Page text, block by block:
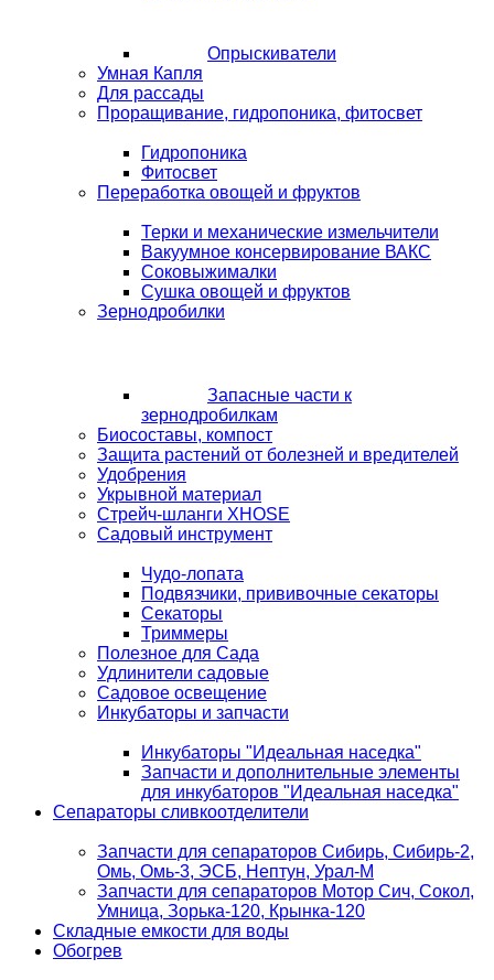
Опрыскиватели
Умная Капля
Для рассады
Проращивание, гидропоника, фитосвет
Гидропоника
Фитосвет
Переработка овощей и фруктов
Терки и механические измельчители
Вакуумное консервирование ВАКС
Соковыжималки
Сушка овощей и фруктов
Зернодробилки
Запасные части к
зернодробилкам
Биосоставы, компост
Защита растений от болезней и вредителей
Удобрения
Укрывной материал
Стрейч-шланги XHOSE
Садовый инструмент
Чудо-лопата
Подвязчики, прививочные секаторы
Секаторы
Триммеры
Полезное для Сада
Удлинители садовые
Садовое освещение
Инкубаторы и запчасти
Инкубаторы "Идеальная наседка"
Запчасти и дополнительные элементы
для инкубаторов "Идеальная наседка"
Сепараторы сливкоотделители
Запчасти для сепараторов Сибирь, Сибирь-2,
Омь, Омь-3, ЭСБ, Нептун, Урал-М
Запчасти для сепараторов Мотор Сич, Сокол,
Умница, Зорька-120, Крынка-120
Складные емкости для воды
Обогрев